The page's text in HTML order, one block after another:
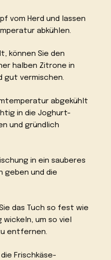
vom Herd und lassen
abkühlen.
können Sie den
halben Zitrone in
gut vermischen.
abgekühlt
in die Joghurt-
und gründlich
in ein sauberes
geben und die
das Tuch so fest wie
um so viel
entfernen.
Frischkäse-